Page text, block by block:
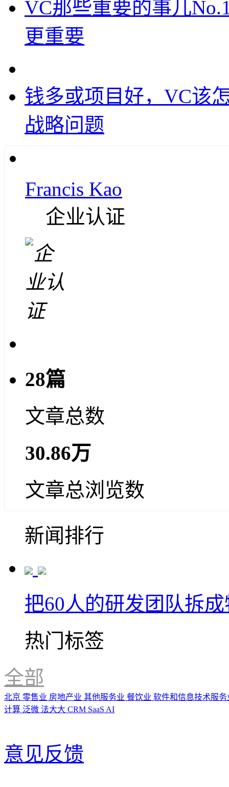
VC那些重要的事儿
更重要
钱多或项目好，VC该
战略问题
Francis Kao
企业认证
28篇
文章总数
30.86万
文章总浏览数
新闻排行
把60人的研发团队拆
热门标签
全部
北京 零售业 房地产业 其他服务业 餐饮业 软件和信息技术服
计算 泛微 法大大 CRM SaaS AI
意见反馈